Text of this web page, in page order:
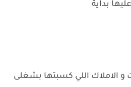
بداية
الاملاك اللي كسبتها بشغلى